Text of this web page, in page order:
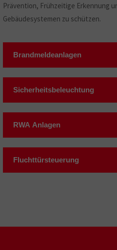
Prävention, Frühzeitige Erkennung
Gebäudesystemen zu schützen.
Brandmeldeanlagen
Sicherheitsbeleuchtung
RWA Anlagen
Fluchttürsteuerung